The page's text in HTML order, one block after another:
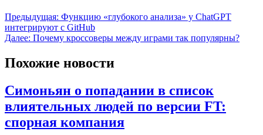
Предыдущая: Функцию «глубокого анализа» у ChatGPT
интегрируют с GitHub
Далее: Почему кроссоверы между играми так популярны?
Похожие новости
Симоньян о попадании в список
влиятельных людей по версии FT:
спорная компания